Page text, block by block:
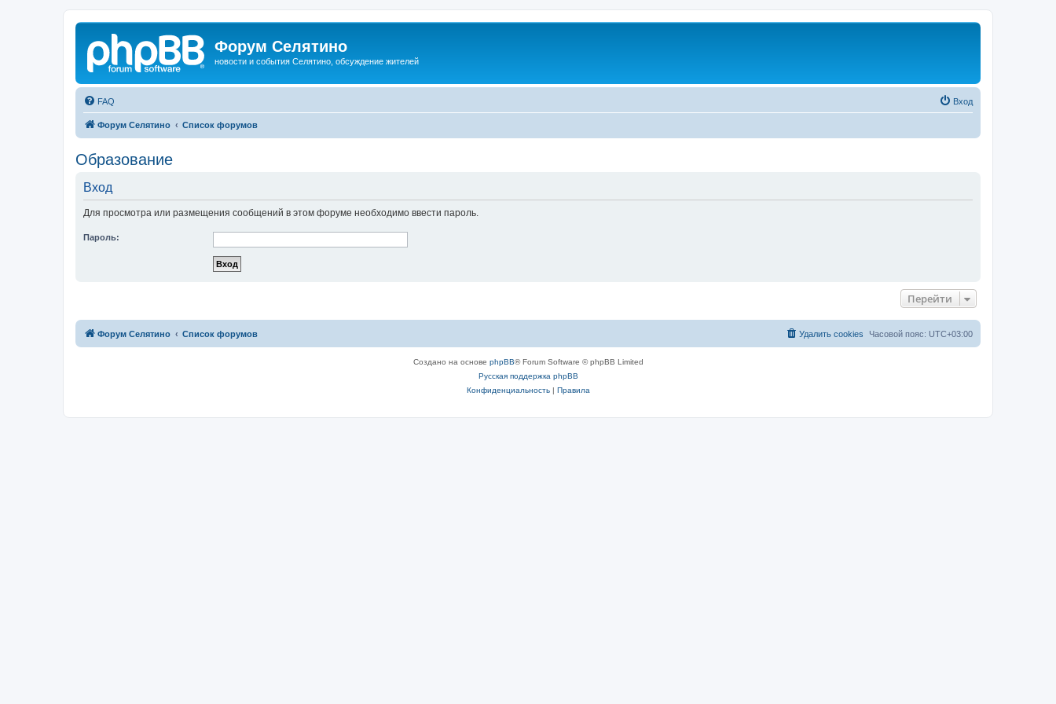
Форум Селятино
новости и события Селятино, обсуждение жителей
FAQ Вход
Форум Селятино Список форумов
Образование
Вход
Для просмотра или размещения сообщений в этом форуме необходимо ввести пароль.
Пароль:
Перейти
Форум Селятино Список форумов Часовой пояс: UTC+03:00
Удалить cookies
Создано на основе phpBB® Forum Software © phpBB Limited
Русская поддержка phpBB
Конфиденциальность| Правила